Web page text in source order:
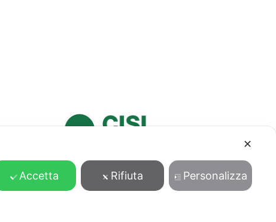
✕
Accetta Rifiuta Personalizza